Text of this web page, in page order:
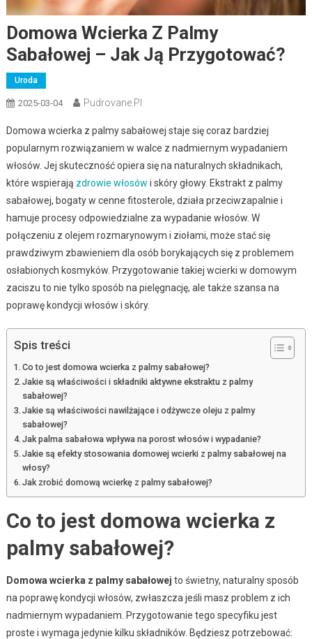
Domowa Wcierka Z Palmy
Sabałowej – Jak Ją Przygotować?
Uroda
2025-03-04 Pudrovane.pl
Domowa wcierka z palmy sabałowej staje się coraz bardziej
popularnym rozwiązaniem w walce z nadmiernym wypadaniem
włosów. Jej skuteczność opiera się na naturalnych składnikach,
które wspierają zdrowie włosów i skóry głowy. Ekstrakt z palmy
sabałowej, bogaty w cenne fitosterole, działa przeciwzapalnie i
hamuje procesy odpowiedzialne za wypadanie włosów. W
połączeniu z olejem rozmarynowym i ziołami, może stać się
prawdziwym zbawieniem dla osób borykających się z problemem
osłabionych kosmyków. Przygotowanie takiej wcierki w domowym
zaciszu to nie tylko sposób na pielęgnację, ale także szansa na
poprawę kondycji włosów i skóry.
Spis treści
Co to jest domowa wcierka z palmy sabałowej?
Jakie są właściwości i składniki aktywne ekstraktu z palmy
sabałowej?
Jakie są właściwości nawilżające i odżywcze oleju z palmy
sabałowej?
Jak palma sabałowa wpływa na porost włosów i wypadanie?
Jakie są efekty stosowania domowej wcierki z palmy sabałowej na
włosy?
Jak zrobić domową wcierkę z palmy sabałowej?
Co to jest domowa wcierka z
palmy sabałowej?
Domowa wcierka z palmy sabałowej to świetny, naturalny sposób
na poprawę kondycji włosów, zwłaszcza jeśli masz problem z ich
nadmiernym wypadaniem. Przygotowanie tego specyfiku jest
proste i wymaga jedynie kilku składników. Będziesz potrzebować: